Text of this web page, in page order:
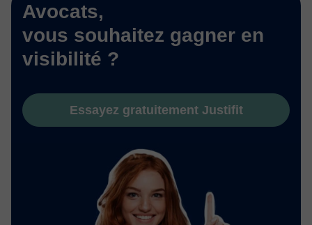
Avocats,
vous souhaitez gagner en
visibilité ?
Essayez gratuitement Justifit